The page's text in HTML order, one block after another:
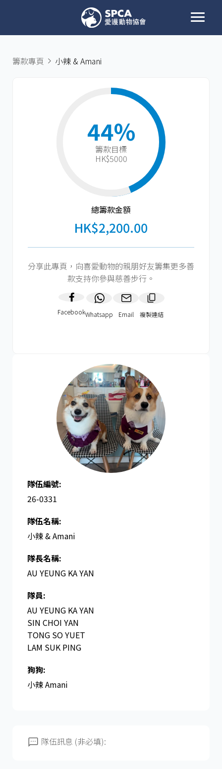
籌款專頁 小辣 & Amani
隊伍編號:
26-0331
隊伍名稱:
小辣 & Amani
隊長名稱​:
AU YEUNG KA YAN
隊員:
AU YEUNG KA YAN
SIN CHOI YAN
TONG SO YUET
LAM SUK PING
狗狗:
小辣 Amani
隊伍訊息 (非必填):
44%
籌款目標​
HK$5000
總籌款金額​
HK$2,200.00
分享此專頁，向喜愛動物的親朋好友籌集更多善
款支持你參與慈善步行。
FacebookWhatsapp Email 複製連結​